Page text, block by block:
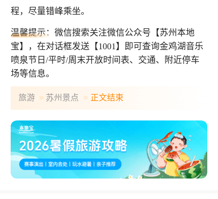
程，尽量错峰乘坐。
温馨提示：微信搜索关注微信公众号【苏州本地
宝】，在对话框发送【1001】即可查询金鸡湖音乐
喷泉节日/平时/周末开放时间表、交通、附近停车
场等信息。
旅游 苏州景点 正文结束